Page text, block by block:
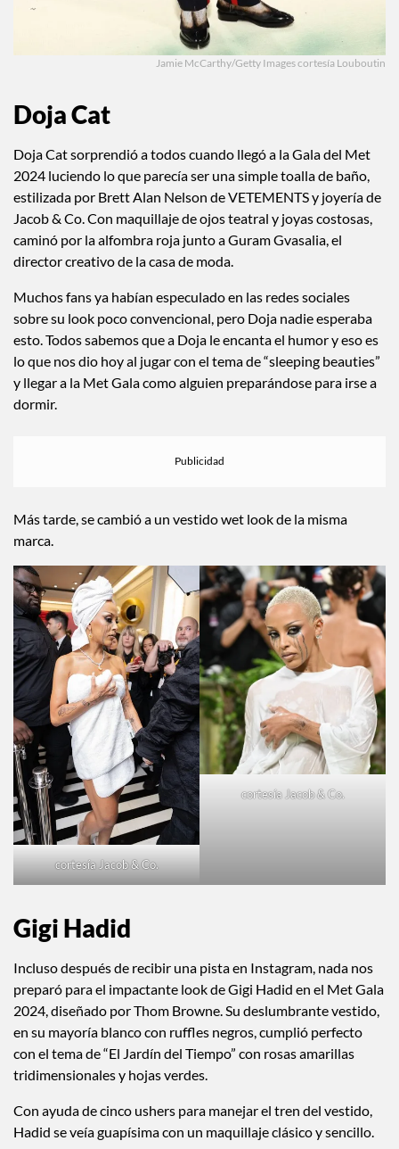
Doja Cat
Doja Cat sorprendió a todos cuando llegó a la Gala del Met
2024 luciendo lo que parecía ser una simple toalla de baño,
estilizada por Brett Alan Nelson de VETEMENTS y joyería de
Jacob & Co. Con maquillaje de ojos teatral y joyas costosas,
caminó por la alfombra roja junto a Guram Gvasalia, el
Muchos fans ya habían especulado en las redes sociales
sobre su look poco convencional, pero Doja nadie esperaba
esto. Todos sabemos que a Doja le encanta el humor y eso es
lo que nos dio hoy al jugar con el tema de “sleeping beauties”
y llegar a la Met Gala como alguien preparándose para irse a
Más tarde, se cambió a un vestido wet look de la misma
cortesía Jacob & Co.
Gigi Hadid
Incluso después de recibir una pista en Instagram, nada nos
preparó para el impactante look de Gigi Hadid en el Met Gala
2024, diseñado por Thom Browne. Su deslumbrante vestido,
en su mayoría blanco con ruffles negros, cumplió perfecto
con el tema de “El Jardín del Tiempo” con rosas amarillas
Con ayuda de cinco ushers para manejar el tren del vestido,